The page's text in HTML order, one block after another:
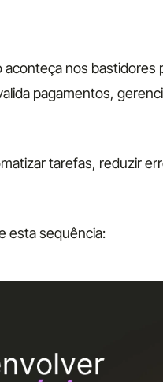
nos bastidores
pagamentos,
tarefas, reduzir
esta sequência: